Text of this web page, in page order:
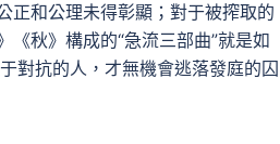
正和公理未得彰顯；對于被搾取的
秋》構成的“急流三部曲”就是如
對抗的人，才無機會逃落發庭的囚